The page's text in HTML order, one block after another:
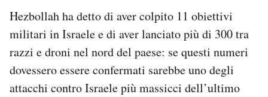
Hezbollah ha detto di aver colpito 11 obiettivi
militari in Israele e di aver lanciato più di 300 tra
razzi e droni nel nord del paese: se questi numeri
dovessero essere confermati sarebbe uno degli
attacchi contro Israele più massicci dell’ultimo